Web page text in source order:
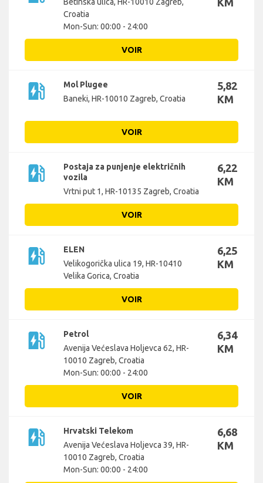
Croatia
Mon-Sun: 00:00 - 24:00
KM
VOIR
ev_station
Mol Plugee
Baneki, HR-10010 Zagreb, Croatia
5,82
KM
VOIR
ev_station
Postaja za punjenje električnih
vozila
Vrtni put 1, HR-10135 Zagreb, Croatia
6,22
KM
VOIR
ev_station
ELEN
Velikogorička ulica 19, HR-10410
Velika Gorica, Croatia
6,25
KM
VOIR
ev_station
Petrol
Avenija Većeslava Holjevca 62, HR-
10010 Zagreb, Croatia
Mon-Sun: 00:00 - 24:00
6,34
KM
VOIR
ev_station
Hrvatski Telekom
Avenija Većeslava Holjevca 39, HR-
10010 Zagreb, Croatia
Mon-Sun: 00:00 - 24:00
6,68
KM